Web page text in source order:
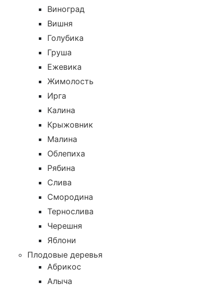
Виноград
Вишня
Голубика
Груша
Ежевика
Жимолость
Ирга
Калина
Крыжовник
Малина
Облепиха
Рябина
Слива
Смородина
Тернослива
Черешня
Яблони
Плодовые деревья
Абрикос
Алыча